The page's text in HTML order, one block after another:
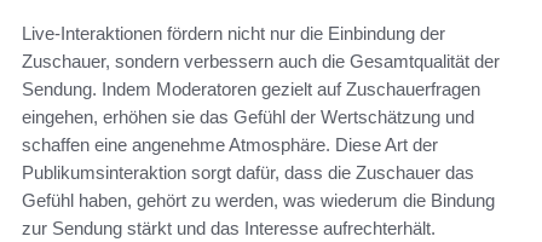
Live-Interaktionen fördern nicht nur die Einbindung der
Zuschauer, sondern verbessern auch die Gesamtqualität der
Sendung. Indem Moderatoren gezielt auf Zuschauerfragen
eingehen, erhöhen sie das Gefühl der Wertschätzung und
schaffen eine angenehme Atmosphäre. Diese Art der
Publikumsinteraktion sorgt dafür, dass die Zuschauer das
Gefühl haben, gehört zu werden, was wiederum die Bindung
zur Sendung stärkt und das Interesse aufrechterhält.